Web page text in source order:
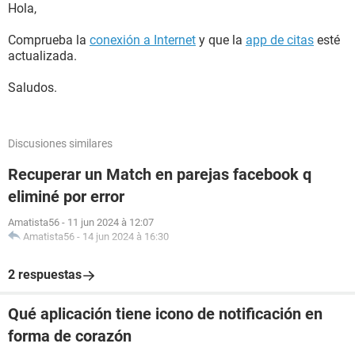
Hola,
Comprueba la conexión a Internet y que la app de citas esté
actualizada.
Saludos.
Discusiones similares
Recuperar un Match en parejas facebook q
eliminé por error
Amatista56 - 11 jun 2024 à 12:07
Amatista56 - 14 jun 2024 à 16:30
2 respuestas
Qué aplicación tiene icono de notificación en
forma de corazón